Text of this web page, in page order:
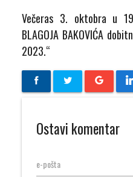
Večeras 3. oktobra u
BLAGOJA BAKOVIĆA
2023.“
Ostavi komentar
e-pošta